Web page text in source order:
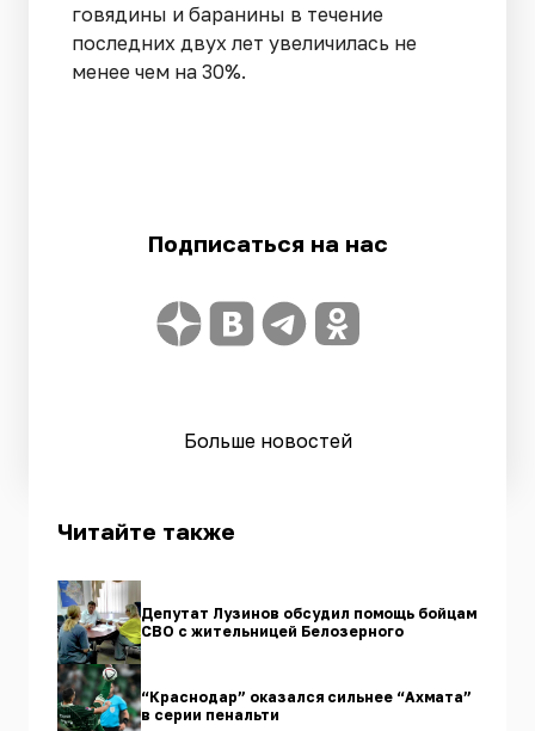
говядины и баранины в течение
последних двух лет увеличилась не
менее чем на 30%.
Подписаться на нас
Больше новостей
Читайте также
Депутат Лузинов обсудил помощь бойцам
СВО с жительницей Белозерного
“Краснодар” оказался сильнее “Ахмата”
в серии пенальти